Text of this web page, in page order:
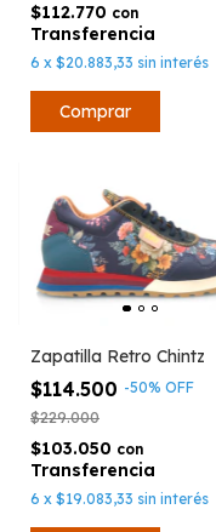
$112.770 con
6 x $20.883,33 sin interés
Comprar
Zapatilla Retro Chintz
$114.500 -50% OFF
$229.000
$103.050 con
6 x $19.083,33 sin interés